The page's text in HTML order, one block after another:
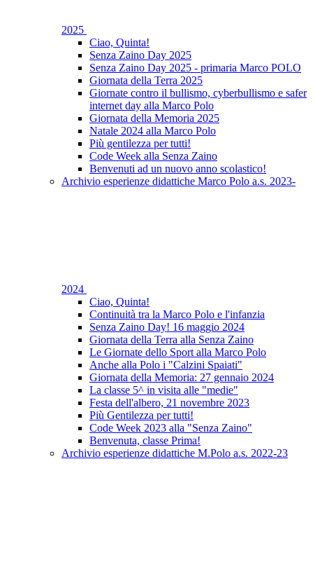
2025
Ciao, Quinta!
Senza Zaino Day 2025
Senza Zaino Day 2025 - primaria Marco POLO
Giornata della Terra 2025
Giornate contro il bullismo, cyberbullismo e safer
internet day alla Marco Polo
Giornata della Memoria 2025
Natale 2024 alla Marco Polo
Più gentilezza per tutti!
Code Week alla Senza Zaino
Benvenuti ad un nuovo anno scolastico!
Archivio esperienze didattiche Marco Polo a.s. 2023-
2024
Ciao, Quinta!
Continuità tra la Marco Polo e l'infanzia
Senza Zaino Day! 16 maggio 2024
Giornata della Terra alla Senza Zaino
Le Giornate dello Sport alla Marco Polo
Anche alla Polo i "Calzini Spaiati"
Giornata della Memoria: 27 gennaio 2024
La classe 5^ in visita alle "medie"
Festa dell'albero, 21 novembre 2023
Più Gentilezza per tutti!
Code Week 2023 alla "Senza Zaino"
Benvenuta, classe Prima!
Archivio esperienze didattiche M.Polo a.s. 2022-23